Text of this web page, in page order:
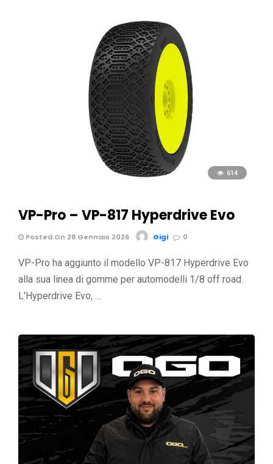
614
VP-Pro – VP-817 Hyperdrive Evo
Posted On 28 Gennaio 2026 Gigi 0
VP-Pro ha aggiunto il modello VP-817 Hyperdrive Evo
alla sua linea di gomme per automodelli 1/8 off road.
L'Hyperdrive Evo, …